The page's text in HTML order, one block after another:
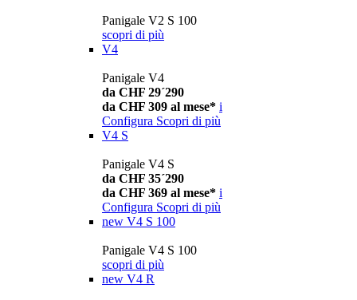
Panigale V2 S 100
scopri di più
V4
Panigale V4
da CHF 29´290
da CHF 309 al mese* i
Configura Scopri di più
V4 S
Panigale V4 S
da CHF 35´290
da CHF 369 al mese* i
Configura Scopri di più
new V4 S 100
Panigale V4 S 100
scopri di più
new V4 R